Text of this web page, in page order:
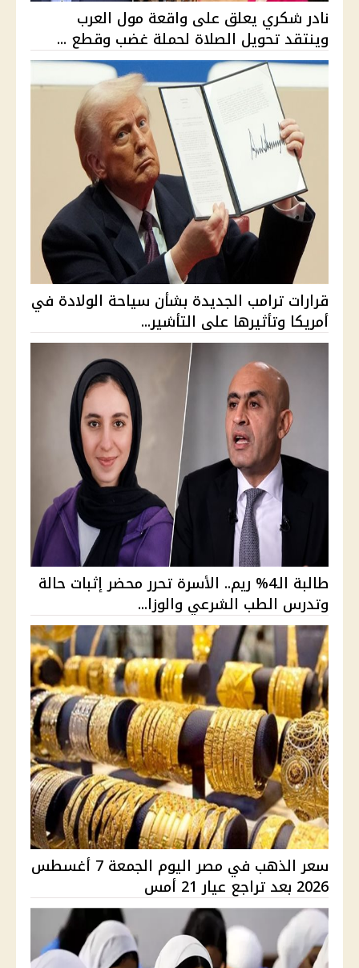
نادر شكري يعلق على واقعة مول العرب
وينتقد تحويل الصلاة لحملة غضب وقطع ...
قرارات ترامب الجديدة بشأن سياحة الولادة في
أمريكا وتأثيرها على التأشير...
طالبة الـ4% ريم.. الأسرة تحرر محضر إثبات حالة
وتدرس الطب الشرعي والوزا...
سعر الذهب في مصر اليوم الجمعة 7 أغسطس
2026 بعد تراجع عيار 21 أمس